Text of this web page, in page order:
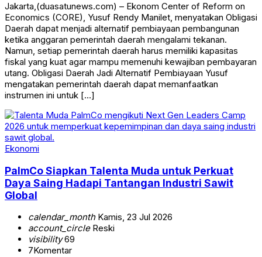
Jakarta,(duasatunews.com) – Ekonom Center of Reform on
Economics (CORE), Yusuf Rendy Manilet, menyatakan Obligasi
Daerah dapat menjadi alternatif pembiayaan pembangunan
ketika anggaran pemerintah daerah mengalami tekanan.
Namun, setiap pemerintah daerah harus memiliki kapasitas
fiskal yang kuat agar mampu memenuhi kewajiban pembayaran
utang. Obligasi Daerah Jadi Alternatif Pembiayaan Yusuf
mengatakan pemerintah daerah dapat memanfaatkan
instrumen ini untuk […]
Ekonomi
PalmCo Siapkan Talenta Muda untuk Perkuat
Daya Saing Hadapi Tantangan Industri Sawit
Global
calendar_monthKamis, 23 Jul 2026
account_circleReski
visibility69
7Komentar